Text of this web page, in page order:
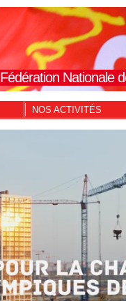
Fédération Nationale
NOS ACTIVITÉS